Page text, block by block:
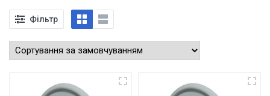
Фільтр